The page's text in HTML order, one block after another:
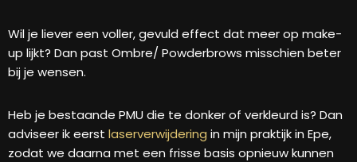
Wil je liever een voller, gevuld effect dat meer op make-
up lijkt? Dan past Ombre/ Powderbrows misschien beter
bij je wensen.
Heb je bestaande PMU die te donker of verkleurd is? Dan
adviseer ik eerst laserverwijdering in mijn praktijk in Epe,
zodat we daarna met een frisse basis opnieuw kunnen